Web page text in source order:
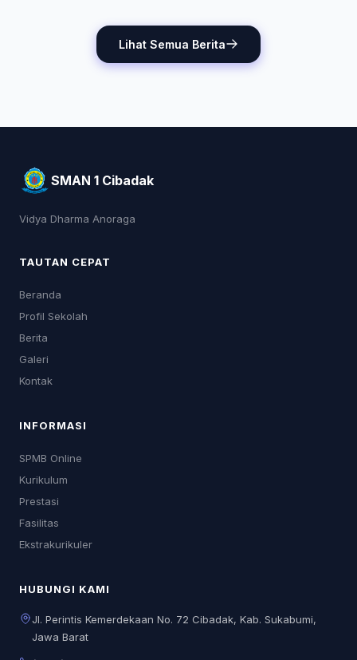
Lihat Semua Berita
SMAN 1 Cibadak
Vidya Dharma Anoraga
TAUTAN CEPAT
Beranda
Profil Sekolah
Berita
Galeri
Kontak
INFORMASI
SPMB Online
Kurikulum
Prestasi
Fasilitas
Ekstrakurikuler
HUBUNGI KAMI
Jl. Perintis Kemerdekaan No. 72 Cibadak, Kab. Sukabumi,
Jawa Barat